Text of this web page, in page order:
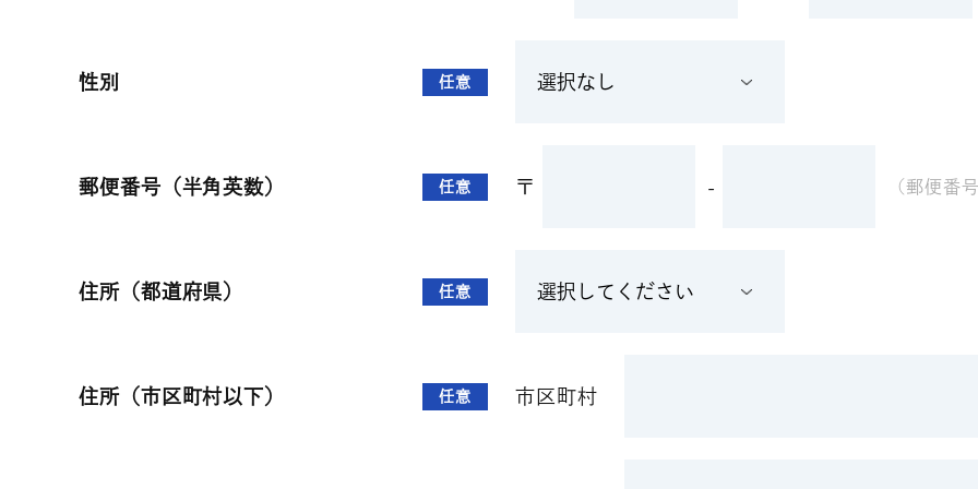
性別 任意
郵便番号（半角英数） 任意 〒 - (郵便番
住所（都道府県） 任意
住所（市区町村以下） 任意 市区町村